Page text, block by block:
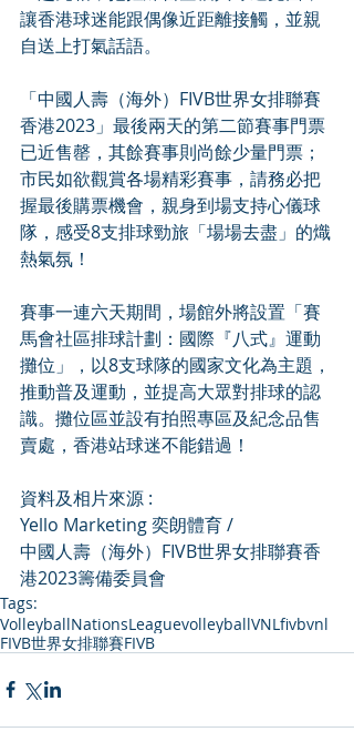
讓香港球迷能跟偶像近距離接觸，並親
自送上打氣話語。
「中國人壽（海外）FIVB世界女排聯賽
香港2023」最後兩天的第二節賽事門票
已近售罄，其餘賽事則尚餘少量門票；
市民如欲觀賞各場精彩賽事，請務必把
握最後購票機會，親身到場支持心儀球
隊，感受8支排球勁旅「場場去盡」的熾
熱氣氛！
賽事一連六天期間，場館外將設置「賽
馬會社區排球計劃：國際『八式』運動
攤位」，以8支球隊的國家文化為主題，
推動普及運動，並提高大眾對排球的認
識。攤位區並設有拍照專區及紀念品售
賣處，香港站球迷不能錯過！
資料及相片來源 :
Yello Marketing 奕朗體育 /
中國人壽（海外）FIVB世界女排聯賽香
港2023籌備委員會
Tags:
VolleyballNationsLeaguevolleyballVNL fivbvnl
FIVB世界女排聯賽FIVB